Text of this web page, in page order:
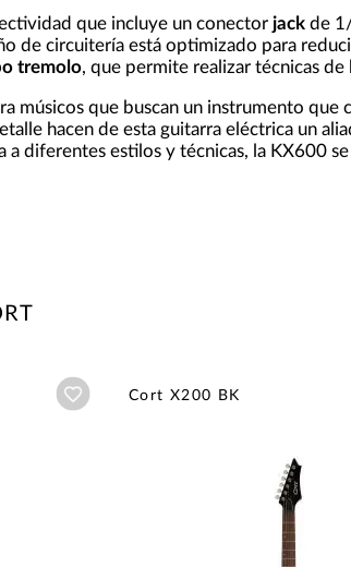
que incluye un conector jackde 1/
de circuitería está optimizado para
tremolo, que permite realizar técnicas
músicos que buscan un instrumento
hacen de esta guitarra eléctrica un
a diferentes estilos y técnicas, la KX600
Añadir a wishlist
Cort X200 BK